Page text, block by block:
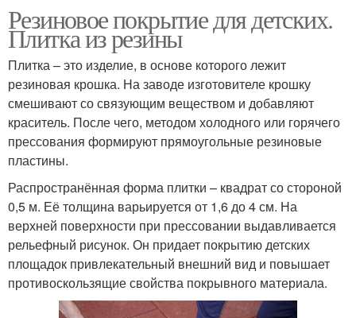
Резиновое покрытие для детских.
Плитка из резины
Плитка – это изделие, в основе которого лежит
резиновая крошка. На заводе изготовителе крошку
смешивают со связующим веществом и добавляют
краситель. После чего, методом холодного или горячего
прессования формируют прямоугольные резиновые
пластины.
Распространённая форма плитки – квадрат со стороной
0,5 м. Её толщина варьируется от 1,6 до 4 см. На
верхней поверхности при прессовании выдавливается
рельефный рисунок. Он придает покрытию детских
площадок привлекательный внешний вид и повышает
противоскользящие свойства покрывного материала.